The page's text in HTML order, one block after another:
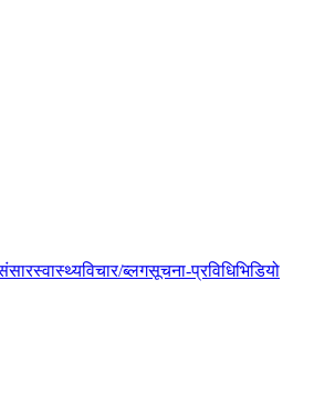
स्वास्थ्यविचार/ब्लगसूचना-प्रविधिभिडियो